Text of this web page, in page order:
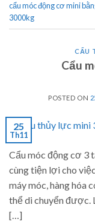
cẩu móc động cơ mini
3000kg
CẨU
Cẩu
POSTED ON
25
Th11
Cẩu móc động cơ 3
cùng tiện lợi cho
máy móc, hàng hóa
thể di chuyển được.
[…]